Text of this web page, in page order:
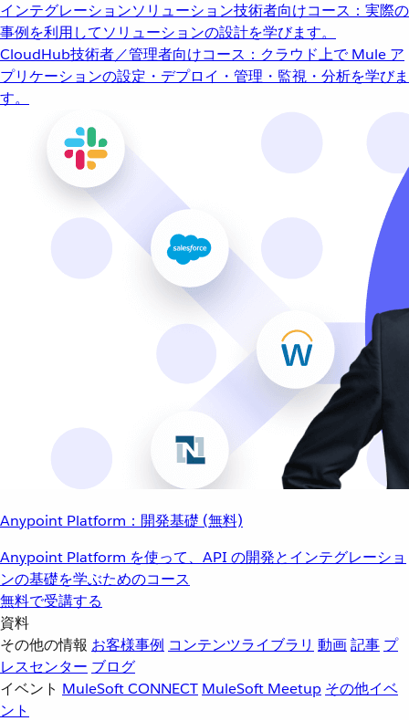
インテグレーションソリューション技術者向けコース：実際の
事例を利用してソリューションの設計を学びます。
CloudHub技術者／管理者向けコース：クラウド上で Mule ア
プリケーションの設定・デプロイ・管理・監視・分析を学びま
す。
Anypoint Platform：開発基礎 (無料)
Anypoint Platform を使って、API の開発とインテグレーショ
ンの基礎を学ぶためのコース
無料で受講する
資料
その他の情報 お客様事例 コンテンツライブラリ 動画記事 プ
レスセンター ブログ
イベント MuleSoft CONNECT MuleSoft Meetup その他イベ
ント